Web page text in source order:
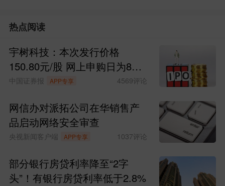
热点阅读
宇树科技：本次发行价格
150.80元/股 网上申购日为8月
10日
中国证券报 APP专享 4569评论
网信办对派拓公司在华销售产
品启动网络安全审查
央视新闻客户端 APP专享 1037评论
部分银行房贷利率降至“2字
头”！有银行房贷利率低于2.8%